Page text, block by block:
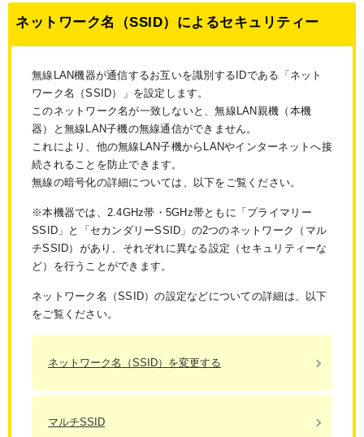
ネットワーク名（SSID）によるセキュリティー
無線LAN機器が通信するお互いを識別するIDである「ネット
ワーク名（SSID）」を設定します。
このネットワーク名が一致しないと、無線LAN親機（本機
器）と無線LAN子機の無線通信ができません。
これにより、他の無線LAN子機からLANやインターネットへ接
続されることを防止できます。
無線の暗号化の詳細については、以下をご覧ください。
※本機器では、2.4GHz帯・5GHz帯ともに「プライマリー
SSID」と「セカンダリーSSID」の2つのネットワーク（マル
チSSID）があり、それぞれに異なる設定（セキュリティーな
ど）を行うことができます。
ネットワーク名（SSID）の設定などについての詳細は、以下
をご覧ください。
ネットワーク名（SSID）を変更する
マルチSSID